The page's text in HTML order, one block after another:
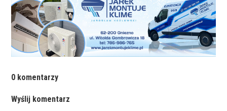
0 komentarzy
Wyślij komentarz